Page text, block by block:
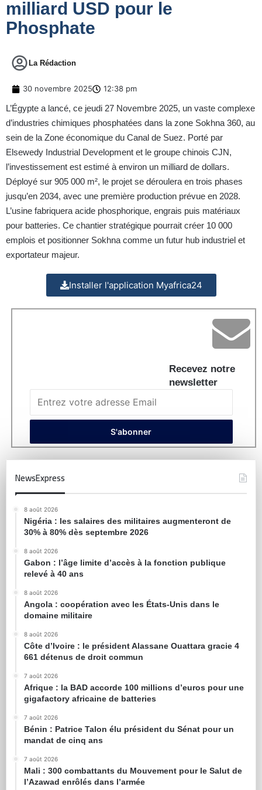
milliard USD pour le
Phosphate
La Rédaction
30 novembre 2025 12:38 pm
L’Égypte a lancé, ce jeudi 27 Novembre 2025, un vaste complexe
d’industries chimiques phosphatées dans la zone Sokhna 360, au
sein de la Zone économique du Canal de Suez. Porté par
Elsewedy Industrial Development et le groupe chinois CJN,
l’investissement est estimé à environ un milliard de dollars.
Déployé sur 905 000 m², le projet se déroulera en trois phases
jusqu’en 2034, avec une première production prévue en 2028.
L’usine fabriquera acide phosphorique, engrais puis matériaux
pour batteries. Ce chantier stratégique pourrait créer 10 000
emplois et positionner Sokhna comme un futur hub industriel et
exportateur majeur.
Installer l'application Myafrica24
Recevez notre
newsletter
NewsExpress
8 août 2026
Nigéria : les salaires des militaires augmenteront de
30% à 80% dès septembre 2026
8 août 2026
Gabon : l’âge limite d’accès à la fonction publique
relevé à 40 ans
8 août 2026
Angola : coopération avec les États-Unis dans le
domaine militaire
8 août 2026
Côte d’Ivoire : le président Alassane Ouattara gracie 4
661 détenus de droit commun
7 août 2026
Afrique : la BAD accorde 100 millions d’euros pour une
gigafactory africaine de batteries
7 août 2026
Bénin : Patrice Talon élu président du Sénat pour un
mandat de cinq ans
7 août 2026
Mali : 300 combattants du Mouvement pour le Salut de
l’Azawad enrôlés dans l’armée